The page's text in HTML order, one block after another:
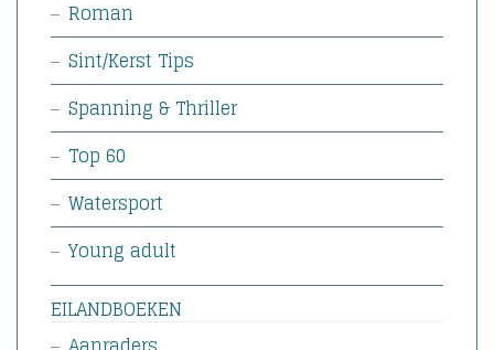
Roman
Sint/Kerst Tips
Spanning & Thriller
Top 60
Watersport
Young adult
EILANDBOEKEN